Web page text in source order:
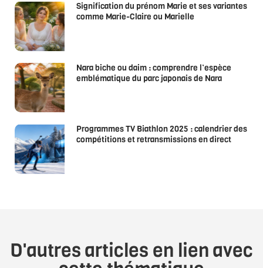
Signification du prénom Marie et ses variantes
comme Marie-Claire ou Marielle
Nara biche ou daim : comprendre l’espèce
emblématique du parc japonais de Nara
Programmes TV Biathlon 2025 : calendrier des
compétitions et retransmissions en direct
D'autres articles en lien avec